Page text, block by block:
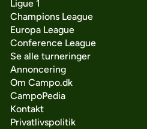
Ligue 1
Champions League
Europa League
Conference League
Se alle turneringer
Annoncering
Om Campo.dk
CampoPedia
Kontakt
Privatlivspolitik